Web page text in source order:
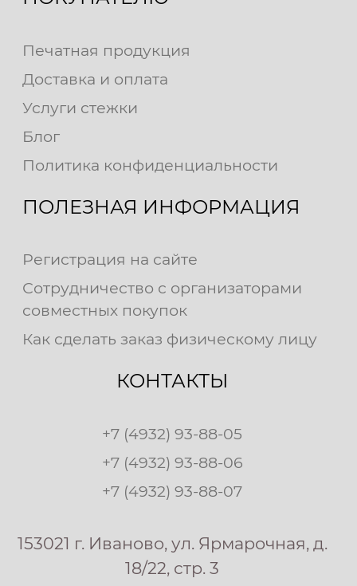
Печатная продукция
Доставка и оплата
Услуги стежки
Блог
Политика конфиденциальности
ПОЛЕЗНАЯ ИНФОРМАЦИЯ
Регистрация на сайте
Сотрудничество с организаторами
совместных покупок
Как сделать заказ физическому лицу
КОНТАКТЫ
+7 (4932) 93-88-05
+7 (4932) 93-88-06
+7 (4932) 93-88-07
153021 г. Иваново, ул. Ярмарочная, д.
18/22, стр. 3